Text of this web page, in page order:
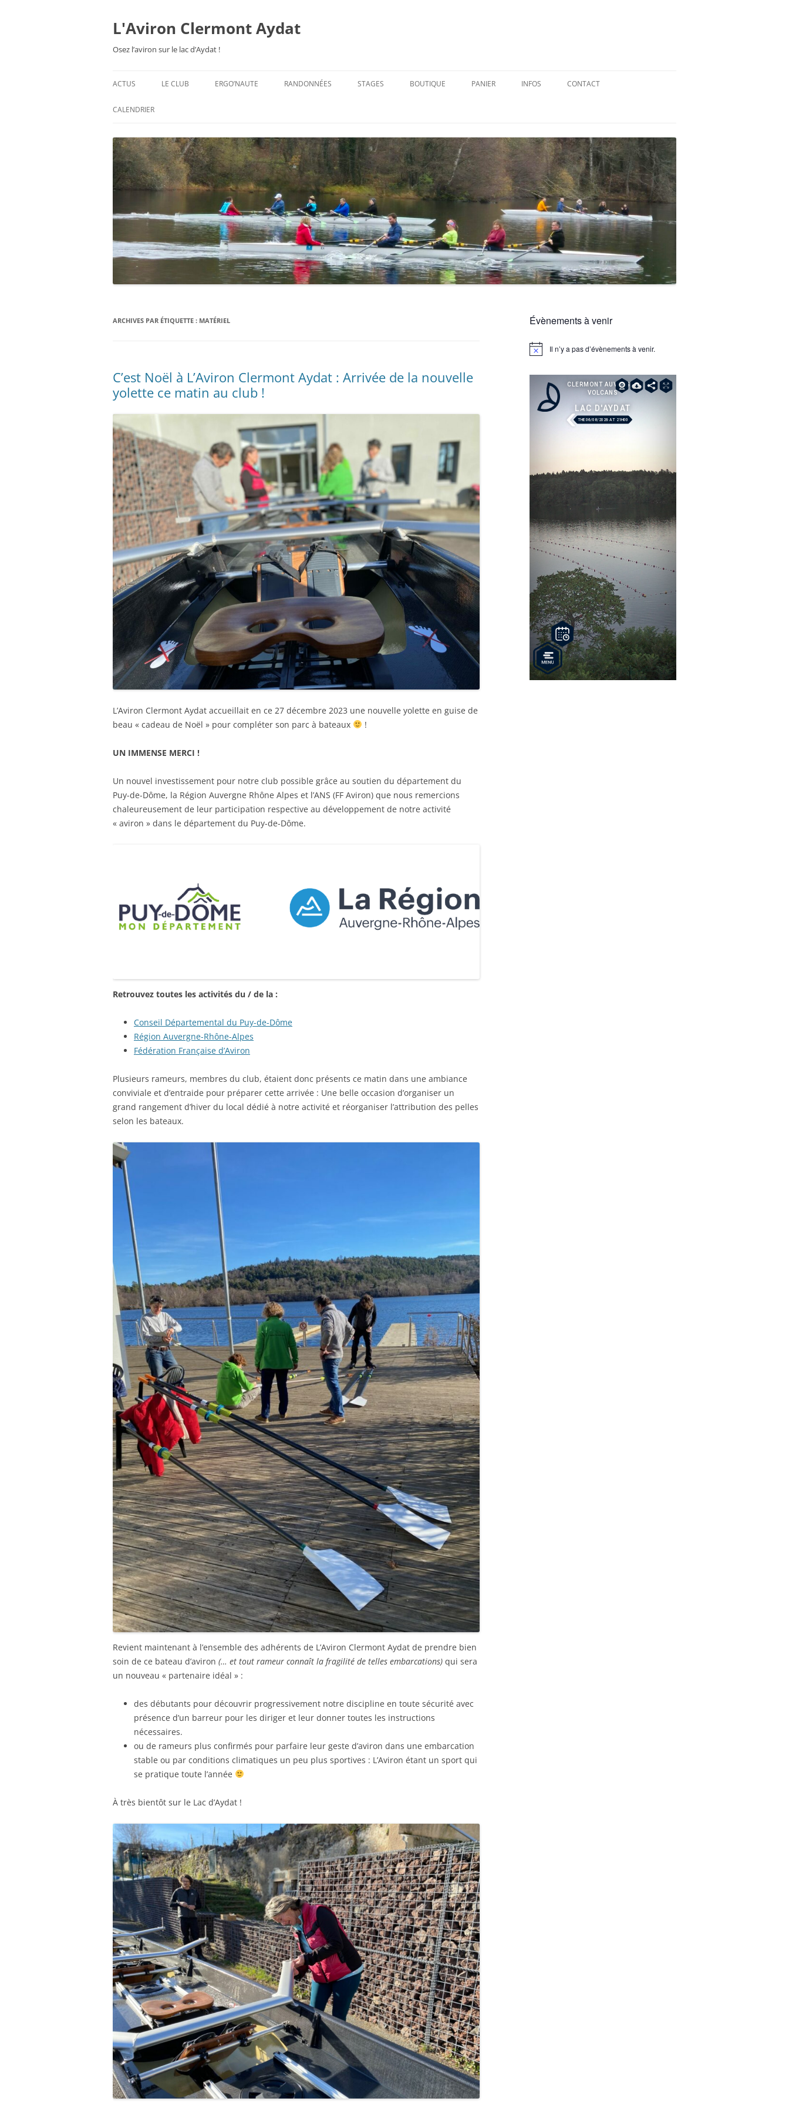
L'Aviron Clermont Aydat
Osez l’aviron sur le lac d’Aydat !
ACTUS LE CLUB
ESPACE ADHÉSION
TARIFS 2026-27
ERGO’NAUTE RANDONNÉES STAGES BOUTIQUE PANIER INFOS
RÉGLEMENT INTÉRIEUR
RÉGLEMENT DE LA FFA
MENTIONS LÉGALES
PARTENAIRES
CONTACT
CALENDRIER
ARCHIVES PAR ÉTIQUETTE : MATÉRIEL
C’est Noël à L’Aviron Clermont Aydat : Arrivée de la nouvelle
yolette ce matin au club !
L’Aviron Clermont Aydat accueillait en ce 27 décembre 2023 une nouvelle yolette en guise de
beau « cadeau de Noël » pour compléter son parc à bateaux
!
UN IMMENSE MERCI !
Un nouvel investissement pour notre club possible grâce au soutien du département du
Puy-de-Dôme, la Région Auvergne Rhône Alpes et l’ANS (FF Aviron) que nous remercions
chaleureusement de leur participation respective au développement de notre activité
« aviron » dans le département du Puy-de-Dôme.
Retrouvez toutes les activités du / de la :
Conseil Départemental du Puy-de-Dôme
Région Auvergne-Rhône-Alpes
Fédération Française d’Aviron
Plusieurs rameurs, membres du club, étaient donc présents ce matin dans une ambiance
conviviale et d’entraide pour préparer cette arrivée : Une belle occasion d’organiser un
grand rangement d’hiver du local dédié à notre activité et réorganiser l’attribution des pelles
selon les bateaux.
Revient maintenant à l’ensemble des adhérents de L’Aviron Clermont Aydat de prendre bien
soin de ce bateau d’aviron (… et tout rameur connaît la fragilité de telles embarcations) qui sera
un nouveau « partenaire idéal » :
des débutants pour découvrir progressivement notre discipline en toute sécurité avec
présence d’un barreur pour les diriger et leur donner toutes les instructions
nécessaires.
ou de rameurs plus confirmés pour parfaire leur geste d’aviron dans une embarcation
stable ou par conditions climatiques un peu plus sportives : L’Aviron étant un sport qui
se pratique toute l’année
À très bientôt sur le Lac d’Aydat !
Évènements à venir
Notice Il n’y a pas d’évènements à venir.